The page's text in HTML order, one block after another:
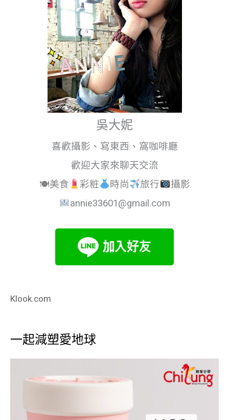
吳大妮
喜歡攝影、寫東西、窩咖啡廳
歡迎大家來聊天交流
🍽美食
彩粧 時尚 旅行
攝影
annie33601@gmail.com
Klook.com
一起減塑愛地球